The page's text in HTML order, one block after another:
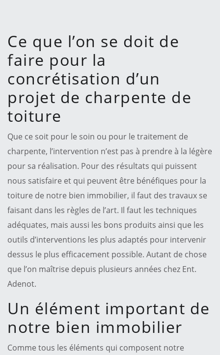
Ce que l’on se doit de
faire pour la
concrétisation d’un
projet de charpente de
toiture
Que ce soit pour le soin ou pour le traitement de
charpente, l’intervention n’est pas à prendre à la légère
pour sa réalisation. Pour des résultats qui puissent
nous satisfaire et qui peuvent être bénéfiques pour la
toiture de notre bien immobilier, il faut des travaux se
faisant dans les règles de l’art. Il faut les techniques
adéquates, mais aussi les bons produits ainsi que les
outils d’interventions les plus adaptés pour intervenir
dessus le plus efficacement possible. Autant de chose
que l’on maîtrise depuis plusieurs années chez Ent.
Adenot.
Un élément important de
notre bien immobilier
Comme tous les éléments qui composent notre